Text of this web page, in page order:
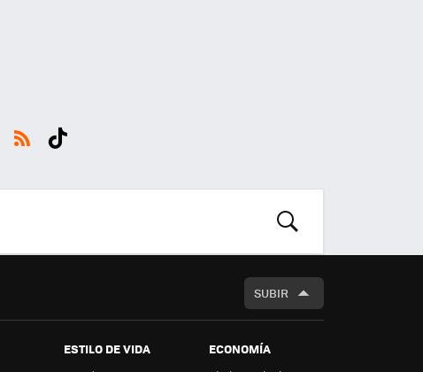
ok
BUSCAR
SUBIR
ESTILO DE VIDA
ECONOMÍA